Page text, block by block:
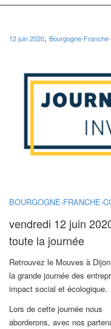
12 juin 2020, Bourgogne-
BOURGOGNE-FRANCHE-
vendredi 12 juin
toute la journée
Retrouvez le Mouves à
la grande journée des
impact social et écologique.
Lors de cette journée nous
aborderons, avec nos